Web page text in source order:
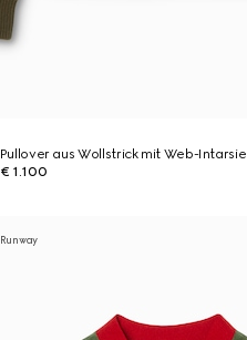
Pullover aus Wollstrick mit Web-Intarsie
€ 1.100
Runway